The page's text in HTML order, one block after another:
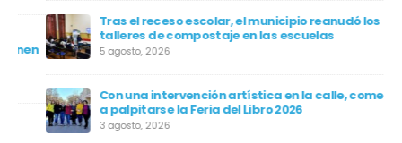
Tras el receso escolar, el municipio reanudó los
talleres de compostaje en las escuelas
5 agosto, 2026
Con una intervención artística en la calle, comenzó
a palpitarse la Feria del Libro 2026
3 agosto, 2026